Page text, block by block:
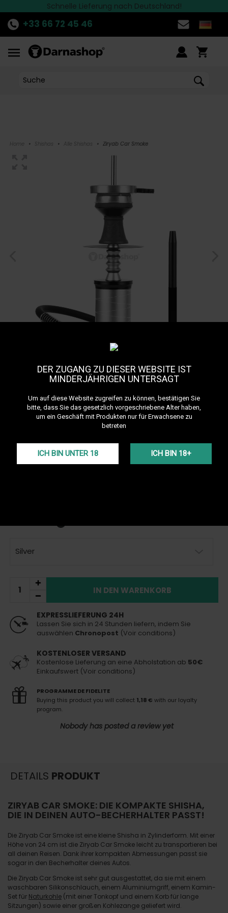
DER ZUGANG ZU DIESER WEBSITE IST
MINDERJÄHRIGEN UNTERSAGT
Um auf diese Website zugreifen zu können, bestätigen Sie
bitte, dass Sie das gesetzlich vorgeschriebene Alter haben,
um ein Geschäft mit Produkten nur für Erwachsene zu
betreten
ICH BIN UNTER 18 ICH BIN 18+
ENTDECKEdie aktuelle Aktion!>>
Schnelle Lieferung nach Deutschland!
Die besten Marken finden Sie bei Darnashop
+33 66 72 45 46
Home • Shishas • Alle Shishas • Ziryab Car Smoke
Ziryab Car Smoke
Referenz: ziryab-to-go-silver
Silver
IN DEN WARENKORB
EXPRESSLIEFERUNG 24H
Lassen Sie sich in 24 Stunden liefern, indem Sie
auswählen Chronopost (Voir conditions)
KOSTENLOSER VERSAND
Kostenlose Lieferung an eine Abholstation ab 50€
Einkaufswert (Voir conditions)
PROGRAMME DE FIDELITE
Buying this product you will collect 1,18 € with our loyalty
program.
Nobody has posted a review yet
DETAILS PRODUKT
ZIRYAB CAR SMOKE: DIE KOMPAKTE SHISHA,
DIE IN DEINEN AUTO-BECHERHALTER PASST!
Die Ziryab Car Smoke ist eine kleine Shisha in Zylinderform. Mit einer
Höhe von 24 cm ist die Ziryab Car Smoke leicht zu transportieren bei
all deinen Reisen. Dank ihrer kompakten Abmessungen passt sie
sogar in den Becherhalter deines Autos.
Die Ziryab Car Smoke ist sehr gut ausgestattet, da sie mit einem
waschbaren Silikonschlauch, einem Aluminiumgriff, einem Kamin-
Set für Naturkohle (mit einer Tonkopf und einem Korb für lange
Sitzungen) sowie einer großen Kohlezange geliefert wird.